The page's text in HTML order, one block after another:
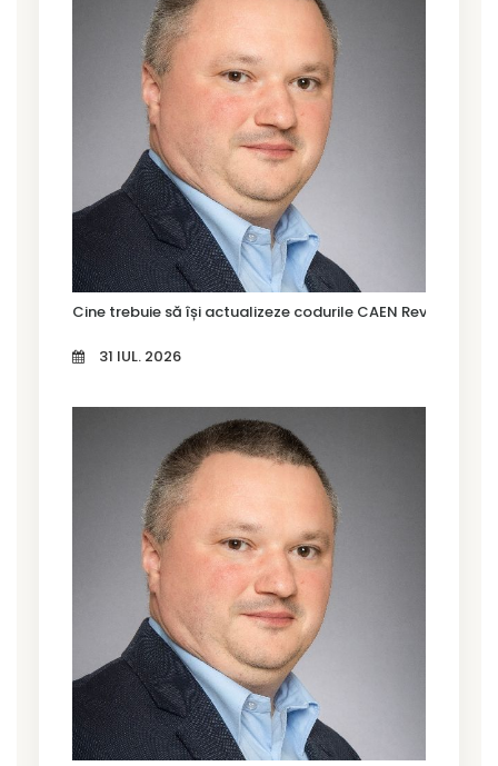
Cine trebuie să își actualizeze codurile CAEN Rev. 3 în
31 IUL. 2026